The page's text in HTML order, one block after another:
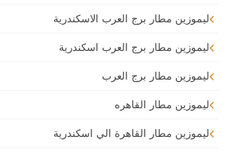
ليموزين مطار برج العرب الاسكندرية
ليموزين مطار برج العرب اسكندرية
ليموزين مطار برج العرب
ليموزين مطار القاهره
ليموزين مطار القاهرة الي اسكندرية